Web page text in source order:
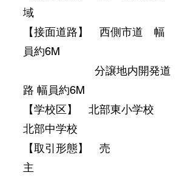
域
【接面道路】　西側市道　幅
員約6M
分譲地内開発道
路 幅員約6M
【学校区】　北部東小学校
北部中学校
【取引形態】　売
主